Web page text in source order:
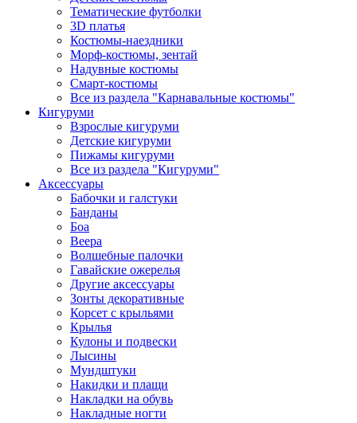
Тематические футболки
3D платья
Костюмы-наездники
Морф-костюмы, зентай
Надувные костюмы
Смарт-костюмы
Все из раздела "Карнавальные костюмы"
Кигуруми
Взрослые кигуруми
Детские кигуруми
Пижамы кигуруми
Все из раздела "Кигуруми"
Аксессуары
Бабочки и галстуки
Банданы
Боа
Веера
Волшебные палочки
Гавайские ожерелья
Другие аксессуары
Зонты декоративные
Корсет с крыльями
Крылья
Кулоны и подвески
Лысины
Мундштуки
Накидки и плащи
Накладки на обувь
Накладные ногти